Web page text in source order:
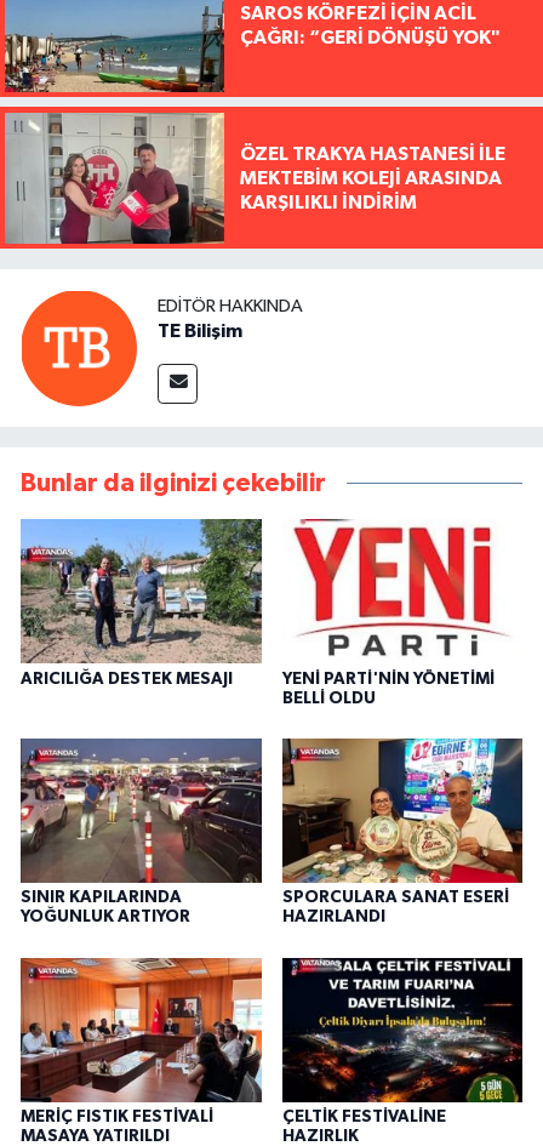
SAROS KÖRFEZİ İÇİN ACİL
ÇAĞRI: “GERİ DÖNÜŞÜ YOK"
ÖZEL TRAKYA HASTANESİ İLE
MEKTEBİM KOLEJİ ARASINDA
KARŞILIKLI İNDİRİM
EDITÖR HAKKINDA
TE Bilişim
Bunlar da ilginizi çekebilir
ARICILIĞA DESTEK MESAJI
YENİ PARTİ'NİN YÖNETİMİ
BELLİ OLDU
SINIR KAPILARINDA
YOĞUNLUK ARTIYOR
SPORCULARA SANAT ESERİ
HAZIRLANDI
MERİÇ FISTIK FESTİVALİ
MASAYA YATIRILDI
ÇELTİK FESTİVALİNE
HAZIRLIK